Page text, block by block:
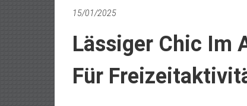
15/01/2025
Lässiger Chic Im
Für